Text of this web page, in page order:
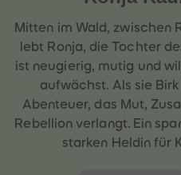
Mitten im Wald, zwischen
lebt Ronja, die Tochter
ist neugierig, mutig und
aufwächst. Als sie
Abenteuer, das Mut,
Rebellion verlangt. Ein
starken Heldin für